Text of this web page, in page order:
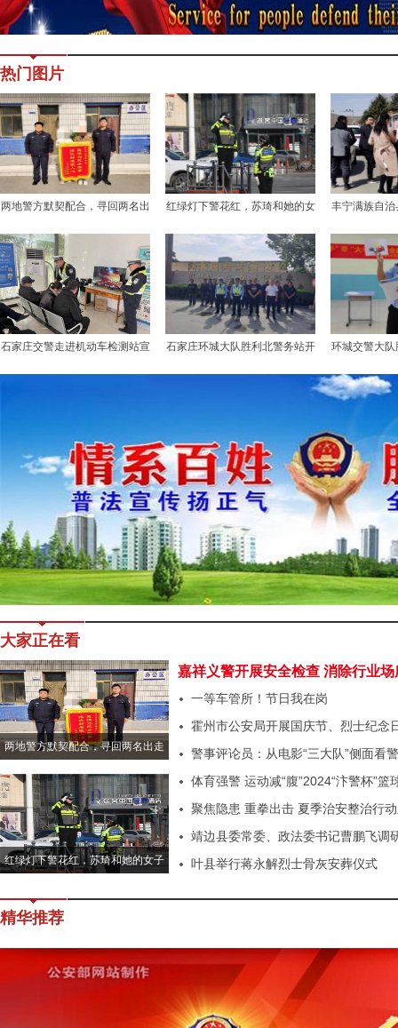
热门图片
两地警方默契配合，寻回两名出
红绿灯下警花红，苏琦和她的女
丰宁满族自
石家庄交警走进机动车检测站宣
石家庄环城大队胜利北警务站开
环城交警大
大家正在看
两地警方默契配合，寻回两名出走
女孩
红绿灯下警花红，苏琦和她的女子
嘉祥义警开展安全检查 消除行业
一等车管所！节日我在岗
霍州市公安局开展国庆节、烈士纪念
动
警事评论员：从电影“三大队”侧面看
体育强警 运动减“腹”2024“汴警杯”篮
聚焦隐患 重拳出击 夏季治安整治行
靖边县委常委、政法委书记曹鹏飞调
作
叶县举行蒋永解烈士骨灰安葬仪式
精华推荐